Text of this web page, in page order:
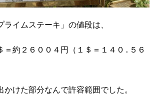
ライムステーキ」の値段は、
＝約２６００４円（１＄＝１４０.５６
かけた部分なんで許容範囲でした。